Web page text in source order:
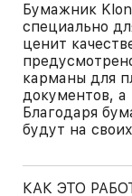
Бумажник
специально
ценит
карманы для
документов, а
Благодаря
будут на
КАК ЭТО